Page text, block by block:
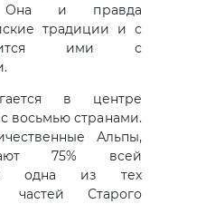
Она и правда
традиции и с
ими с
в центре
восьмью странами.
Альпы,
75% всей
одна из тех
частей Старого